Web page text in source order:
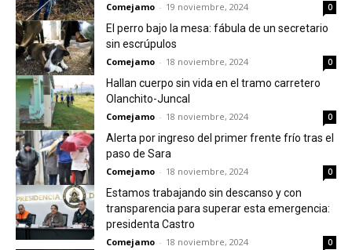
Comejamo - 19 noviembre, 2024 0
El perro bajo la mesa: fábula de un secretario
sin escrúpulos
Comejamo - 18 noviembre, 2024 0
Hallan cuerpo sin vida en el tramo carretero
Olanchito-Juncal
Comejamo - 18 noviembre, 2024 0
Alerta por ingreso del primer frente frío tras el
paso de Sara
Comejamo - 18 noviembre, 2024 0
Estamos trabajando sin descanso y con
transparencia para superar esta emergencia:
presidenta Castro
Comejamo - 18 noviembre, 2024 0